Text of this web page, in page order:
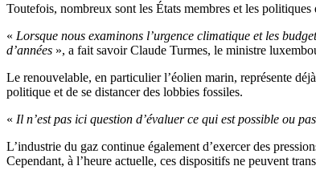
Toutefois, nombreux sont les États membres et les
« Lorsque nous examinons l’urgence climatique et les
d’années », a fait savoir Claude Turmes, le ministre
Le renouvelable, en particulier l’éolien marin, représente
politique et de se distancer des lobbies fossiles.
« Il n’est pas ici question d’évaluer ce qui est possible ou
L’industrie du gaz continue également d’exercer des
Cependant, à l’heure actuelle, ces dispositifs ne peuvent